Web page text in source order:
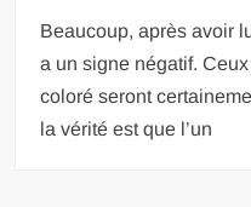
Beaucoup, après avoir
a un signe négatif.
coloré seront
la vérité est que l’un